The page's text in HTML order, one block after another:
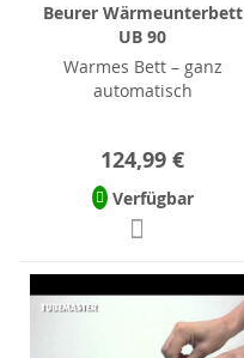
Beurer Wärmeunterbett
UB 90
Warmes Bett – ganz
automatisch
124,99 €
Verfügbar